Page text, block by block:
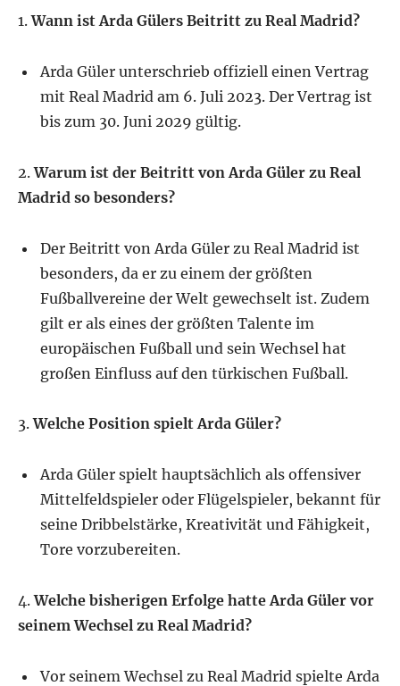
1.Wann ist Arda Gülers Beitritt zu Real Madrid?
Arda Güler unterschrieb offiziell einen Vertrag
mit Real Madrid am 6. Juli 2023. Der Vertrag ist
bis zum 30. Juni 2029 gültig.
2.Warum ist der Beitritt von Arda Güler zu Real
Madrid so besonders?
Der Beitritt von Arda Güler zu Real Madrid ist
besonders, da er zu einem der größten
Fußballvereine der Welt gewechselt ist. Zudem
gilt er als eines der größten Talente im
europäischen Fußball und sein Wechsel hat
großen Einfluss auf den türkischen Fußball.
3.Welche Position spielt Arda Güler?
Arda Güler spielt hauptsächlich als offensiver
Mittelfeldspieler oder Flügelspieler, bekannt für
seine Dribbelstärke, Kreativität und Fähigkeit,
Tore vorzubereiten.
4.Welche bisherigen Erfolge hatte Arda Güler vor
seinem Wechsel zu Real Madrid?
Vor seinem Wechsel zu Real Madrid spielte Arda